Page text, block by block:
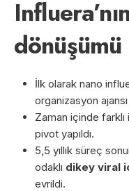
dönüşümü
İlk olarak nano
organizasyon
Zaman içinde
pivot yapıldı.
5,5 yıllık süreç
odaklı dikey viral
evrildi.